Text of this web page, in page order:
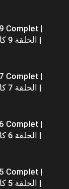
Complet |
الحلقة 9 كاملة من مسلسل مشاعر 2 |
Complet |
الحلقة 7 كاملة من مسلسل مشاعر 2 |
Complet |
الحلقة 6 كاملة من مسلسل مشاعر 2 |
Complet |
الحلقة 5 كاملة من مسلسل مشاعر 2 |